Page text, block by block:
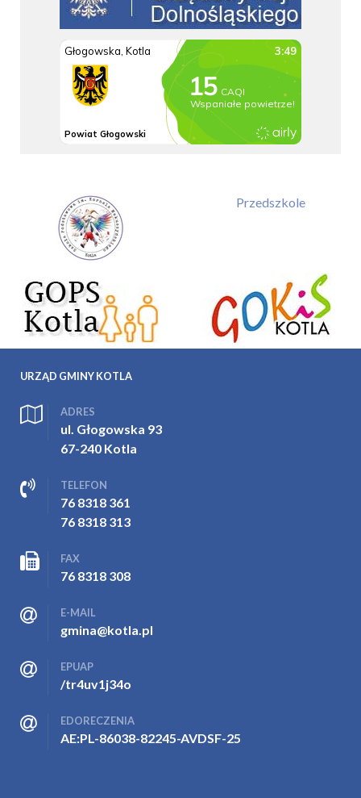
Przedszkole
URZĄD GMINY KOTLA
ADRES
ul. Głogowska 93
67-240 Kotla
TELEFON
76 8318 361
76 8318 313
FAX
76 8318 308
E-MAIL
gmina@kotla.pl
EPUAP
/tr4uv1j34o
EDORECZENIA
AE:PL-86038-82245-AVDSF-25